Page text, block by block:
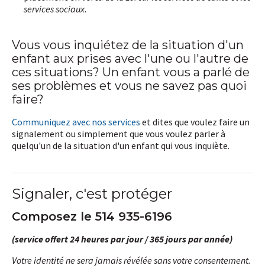
services sociaux.
Vous vous inquiétez de la situation d'un
enfant aux prises avec l'une ou l'autre de
ces situations? Un enfant vous a parlé de
ses problèmes et vous ne savez pas quoi
faire?
Communiquez avec nos services et dites que voulez faire un
signalement ou simplement que vous voulez parler à
quelqu'un de la situation d'un enfant qui vous inquiète.
Signaler, c'est protéger
Composez le 514 935-6196
(service offert 24 heures par jour / 365 jours par année)
Votre identité ne sera jamais révélée sans votre consentement.